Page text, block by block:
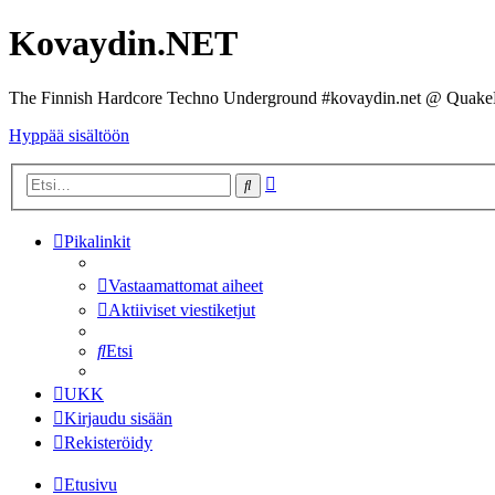
Kovaydin.NET
The Finnish Hardcore Techno Underground #kovaydin.net @
Hyppää sisältöön
Etsi
Pikalinkit
Vastaamattomat aiheet
Aktiiviset viestiketjut
Etsi
UKK
Kirjaudu sisään
Rekisteröidy
Etusivu